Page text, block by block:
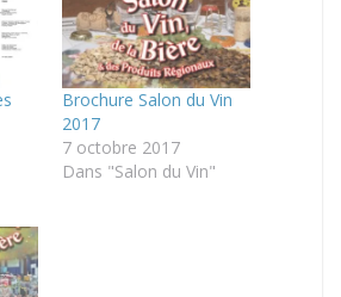
Brochure Salon du Vin
2017
7 octobre 2017
Dans "Salon du Vin"